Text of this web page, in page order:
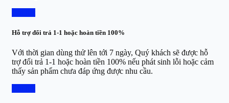
Hỗ trợ đổi trả 1-1 hoặc hoàn tiền 100%
Với thời gian dùng thử lên tới 7 ngày, Quý khách sẽ được hỗ
trợ đổi trả 1-1 hoặc hoàn tiền 100% nếu phát sinh lỗi hoặc cảm
thấy sản phẩm chưa đáp ứng được nhu cầu.